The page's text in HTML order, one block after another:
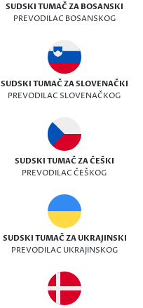
SUDSKI TUMAČ ZA BOSANSKI
PREVODILAC BOSANSKOG
SUDSKI TUMAČ ZA SLOVENAČKI
PREVODILAC SLOVENAČKOG
SUDSKI TUMAČ ZA ČEŠKI
PREVODILAC ČEŠKOG
SUDSKI TUMAČ ZA UKRAJINSKI
PREVODILAC UKRAJINSKOG